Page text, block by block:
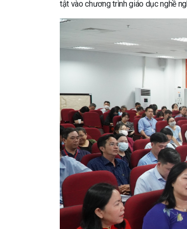
tật vào chương trình giáo dục nghề